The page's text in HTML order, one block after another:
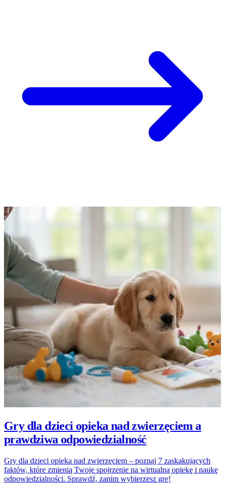
Gry dla dzieci opieka nad zwierzęciem a
prawdziwa odpowiedzialność
Gry dla dzieci opieka nad zwierzęciem – poznaj 7 zaskakujących
faktów, które zmienią Twoje spojrzenie na wirtualną opiekę i naukę
odpowiedzialności. Sprawdź, zanim wybierzesz grę!